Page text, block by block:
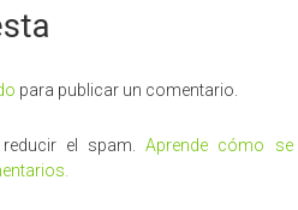
para publicar un comentario.
reducir el spam.Aprende cómo se